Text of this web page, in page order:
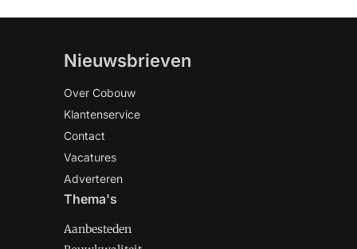
Nieuwsbrieven
Over Cobouw
Klantenservice
Contact
Vacatures
Adverteren
Thema's
Aanbesteden